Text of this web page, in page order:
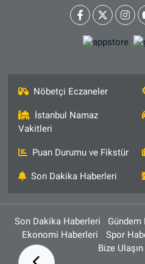
Nöbetçi Eczaneler
İstanbul Namaz
Vakitleri
Puan Durumu ve Fikstür
Son Dakika Haberleri
Son Dakika Haberleri Gündem
Ekonomi Haberleri
Spor
Bize Ulaşın